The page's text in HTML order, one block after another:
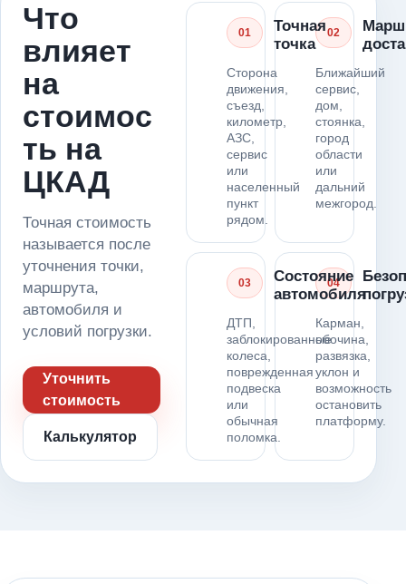
Что
влияет
на
стоимос
ть на
ЦКАД
Точная стоимость
называется после
уточнения точки,
маршрута,
автомобиля и
условий погрузки.
Уточнить
стоимость
Калькулятор
01
Точная
точка
Сторона
движения,
съезд,
километр,
АЗС,
сервис
или
населенный
пункт
рядом.
02
Ближайший
сервис,
дом,
стоянка,
город
области
или
дальний
межгород.
03
Состояние
автомобиля
ДТП,
заблокированные
колеса,
поврежденная
подвеска
или
обычная
поломка.
04
Карман,
обочина,
развязка,
уклон и
возможность
остановить
платформу.